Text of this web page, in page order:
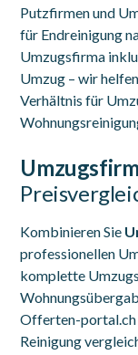
Putzfirmen und
für Endreinigung
Umzugsfirma
Umzug – wir
Verhältnis für
Kombinieren Sie
professionellen
komplette
Offerten-portal.ch
Reinigung